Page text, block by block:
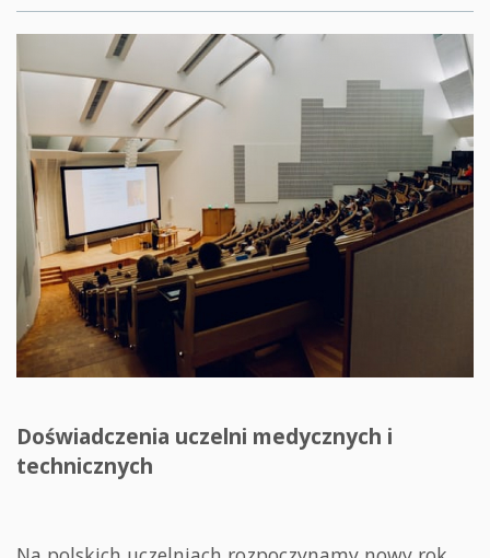
Doświadczenia uczelni medycznych i
technicznych